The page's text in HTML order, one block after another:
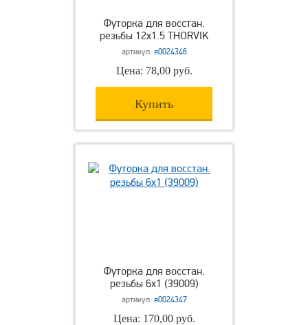
Футорка для восстан.
резьбы 12х1.5 THORVIK
артикул: я0024346
Цена: 78,00 руб.
Купить
Футорка для восстан.
резьбы 6х1 (39009)
артикул: я0024347
Цена: 170,00 руб.